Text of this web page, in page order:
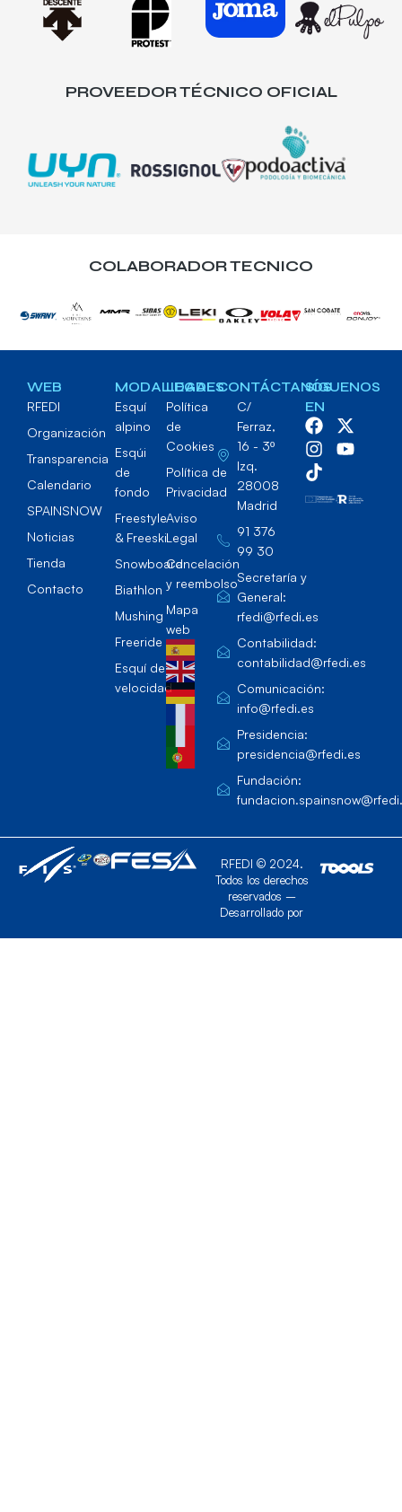
PROVEEDOR TÉCNICO OFICIAL
COLABORADOR TECNICO
WEB
RFEDI
Organización
Transparencia
Calendario
SPAINSNOW
Noticias
Tienda
Contacto
MODALIDADES
Esquí
alpino
Esqúi
de
fondo
Freestyle
& Freeski
Snowboard
Biathlon
Mushing
Freeride
Esquí de
velocidad
LEGAL
Política
de
Cookies
Política de
Privacidad
Aviso
Legal
Cancelación
y reembolso
Mapa
web
CONTÁCTANOS
C/
Ferraz,
16 - 3º
Izq.
28008
Madrid
91 376
99 30
Secretaría y
General:
rfedi@rfedi.es
Contabilidad:
contabilidad@rfedi.es
Comunicación:
info@rfedi.es
Presidencia:
presidencia@rfedi.es
Fundación:
SÍGUENOS
EN
RFEDI © 2024.
Todos los derechos
reservados –
Desarrollado por